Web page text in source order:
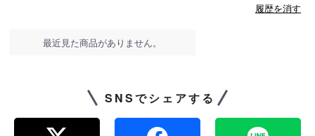
履歴を消す
最近見た商品がありません。
SNSでシェアする